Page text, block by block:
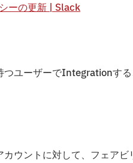
ーの更新 | Slack
ユーザーでIntegrationす
ウントに対して、フェア